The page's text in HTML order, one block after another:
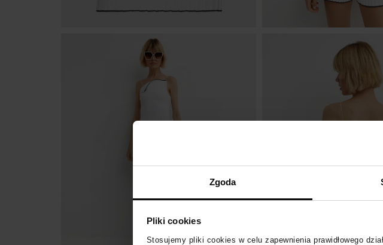
Zgoda
Pliki cookies
Stosujemy pliki cookies w celu zapewnienia prawidłowego